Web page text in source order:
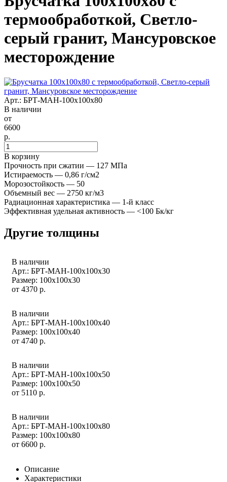
термообработкой, Светло-
серый гранит, Мансуровское
месторождение
Арт.: БРТ-МАН-100х100х80
В наличии
от
6600
р.
В корзину
Прочность при сжатии — 127 МПа
Истираемость — 0,86 г/см2
Морозостойкость — 50
Объемный вес — 2750 кг/м3
Радиационная характеристика — 1-й класс
Эффективная удельная активность — <100 Бк/кг
Другие толщины
В наличии
Арт.: БРТ-МАН-100х100х30
Размер: 100х100х30
от 4370 р.
В наличии
Арт.: БРТ-МАН-100х100х40
Размер: 100х100х40
от 4740 р.
В наличии
Арт.: БРТ-МАН-100х100х50
Размер: 100х100х50
от 5110 р.
В наличии
Арт.: БРТ-МАН-100х100х80
Размер: 100х100х80
от 6600 р.
Описание
Характеристики